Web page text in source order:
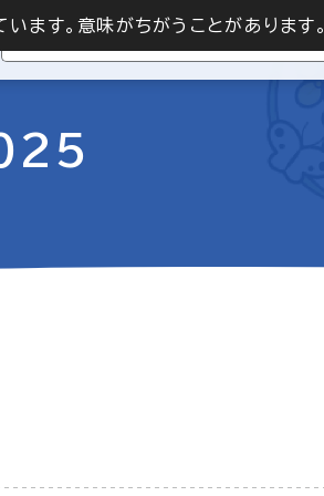
います。意味がちがうことがあります。